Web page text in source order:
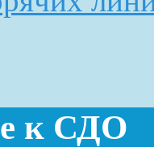
к СДО